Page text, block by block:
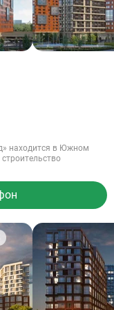
находится в Южном